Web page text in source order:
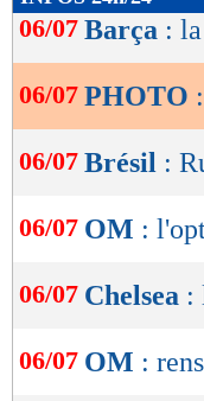
Lu
de
OK
06/07 Barça :
06/07 PHOTO
06/07 Brésil :
06/07 OM :
06/07 Chelsea :
06/07 OM :